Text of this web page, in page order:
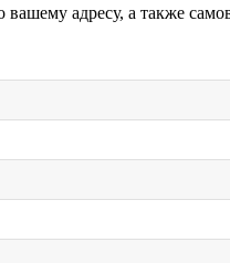
адресу, а также